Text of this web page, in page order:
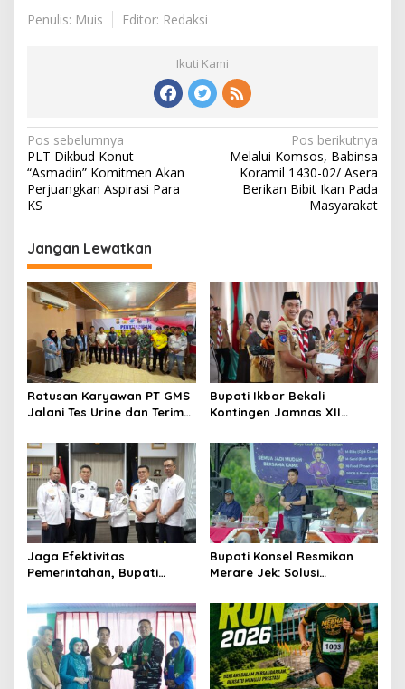
Penulis: Muis Editor: Redaksi
Ikuti Kami
Navigasi
pos
Pos sebelumnya
PLT Dikbud Konut
“Asmadin” Komitmen Akan
Perjuangkan Aspirasi Para
KS
Pos berikutnya
Melalui Komsos, Babinsa
Koramil 1430-02/ Asera
Berikan Bibit Ikan Pada
Masyarakat
Jangan Lewatkan
Ratusan Karyawan PT GMS
Jalani Tes Urine dan Terima
Kendari
Bupati Ikbar Bekali
Kontingen Jamnas XII
Kepemimpinan Dan
Nasionalisme
Jaga Efektivitas
Pemerintahan, Bupati
Tunjuk Narlian Jadi Plh
Sekda
Bupati Konsel Resmikan
Merare Jek: Solusi
Lokal